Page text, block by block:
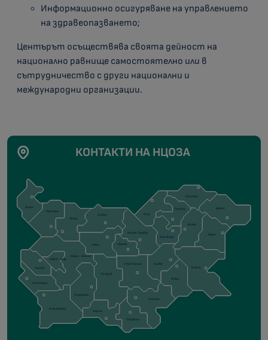
Информационно осигуряване на управлението
на здравеопазването;
Центърът осъществява своята дейност на
национално равнище самостоятелно или в
сътрудничество с други национални и
международни организации.
КОНТАКТИ НА НЦОЗА
Ямбол
Шумен
Хасково
Търговище
Стара Загора
София - област
София - град
Смолян
Сливен
Силистра
Русе
Разград
Пловдив
Плевен
Перник
Пазарджик
Монтана
Ловеч
Кюстендил
Кърджали
Добрич
Габрово
Враца
Видин
Велико Търново
Варна
Бургас
Благоевград